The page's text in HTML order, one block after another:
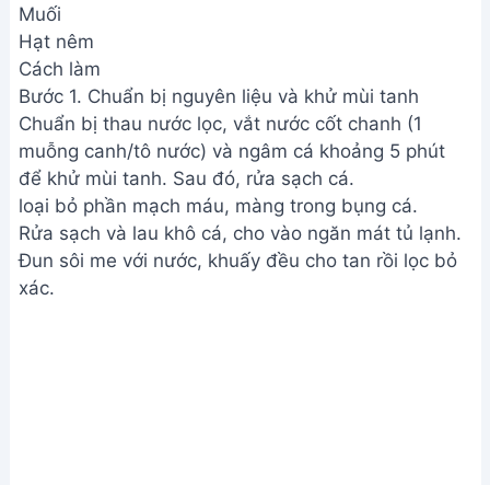
Muối
Hạt nêm
Cách làm
Bước 1. Chuẩn bị nguyên liệu và khử mùi tanh
Chuẩn bị thau nước lọc, vắt nước cốt chanh (1
muỗng canh/tô nước) và ngâm cá khoảng 5 phút
để khử mùi tanh. Sau đó, rửa sạch cá.
loại bỏ phần mạch máu, màng trong bụng cá.
Rửa sạch và lau khô cá, cho vào ngăn mát tủ lạnh.
Đun sôi me với nước, khuấy đều cho tan rồi lọc bỏ
xác.